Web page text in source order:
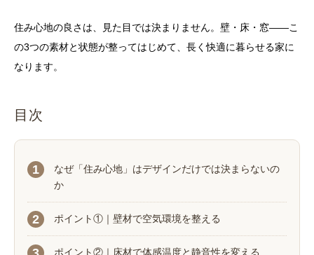
住み心地の良さは、見た目では決まりません。壁・床・窓——こ
の3つの素材と状態が整ってはじめて、長く快適に暮らせる家に
なります。
目次
なぜ「住み心地」はデザインだけでは決まらないの
か
ポイント①｜壁材で空気環境を整える
ポイント②｜床材で体感温度と静音性を変える